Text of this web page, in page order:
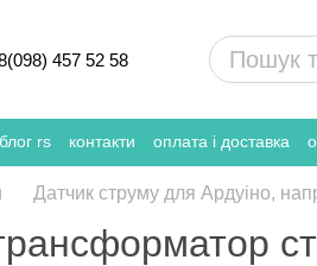
457 52 58
блог rs контакти оплата і доставка
Датчик струму для Ардуіно,